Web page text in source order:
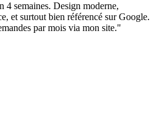
4 semaines. Design moderne,
et surtout bien référencé sur Google.
par mois via mon site."